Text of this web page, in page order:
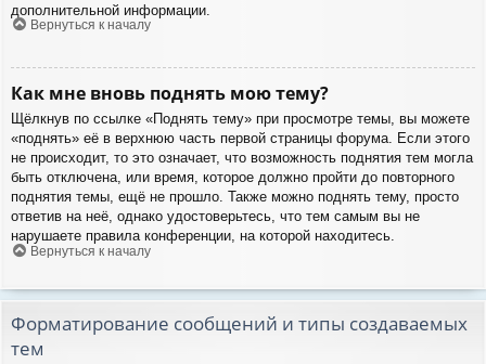
дополнительной информации.
Вернуться к началу
Как мне вновь поднять мою тему?
Щёлкнув по ссылке «Поднять тему» при просмотре темы, вы можете
«поднять» её в верхнюю часть первой страницы форума. Если этого
не происходит, то это означает, что возможность поднятия тем могла
быть отключена, или время, которое должно пройти до повторного
поднятия темы, ещё не прошло. Также можно поднять тему, просто
ответив на неё, однако удостоверьтесь, что тем самым вы не
нарушаете правила конференции, на которой находитесь.
Вернуться к началу
Форматирование сообщений и типы создаваемых
тем